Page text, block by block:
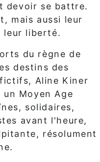
devoir se battre.
mais aussi leur
leur liberté.
du règne de
destins des
Aline Kiner
Moyen Age
solidaires,
avant l'heure,
résolument